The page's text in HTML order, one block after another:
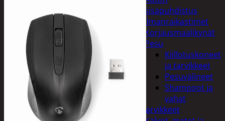
sisäpuhdistus
Ilmanraikastimet
Korjausmaalikynät
Pesu
Kiillotuskoneet
ja tarvikkeet
Pesuvälineet
Shampoot ja
vahat
Autotarvikkeet